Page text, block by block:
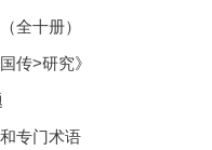
全十册）
传>研究》
专门术语